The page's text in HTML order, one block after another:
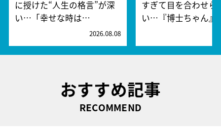
に授けた“人生の格言”が深
い…「幸せな時は…
2026.08.08
すぎて目を合わせら
い…『博士ちゃん
おすすめ記事
RECOMMEND